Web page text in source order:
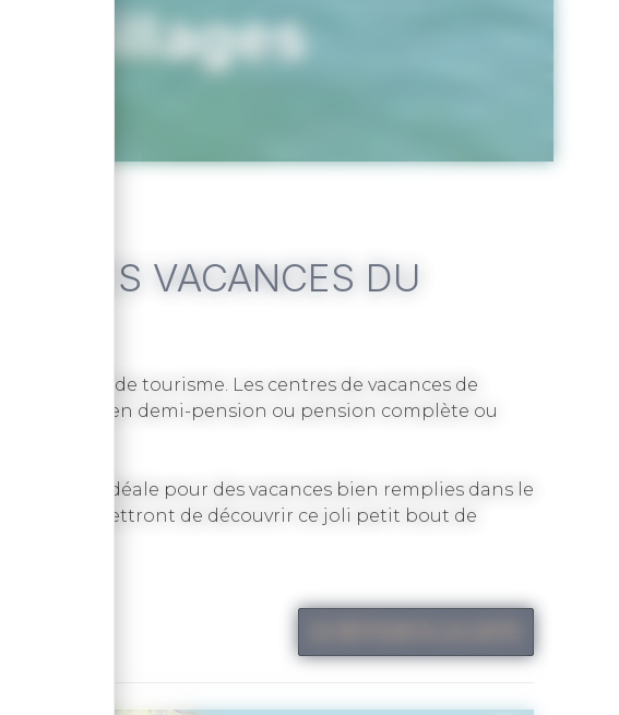
Villages
VACANCES DU
résidences de tourisme. Les centres de vacances de
des séjours en demi-pension ou pension complète ou
formule idéale pour des vacances bien remplies dans le
vous permettront de découvrir ce joli petit bout de